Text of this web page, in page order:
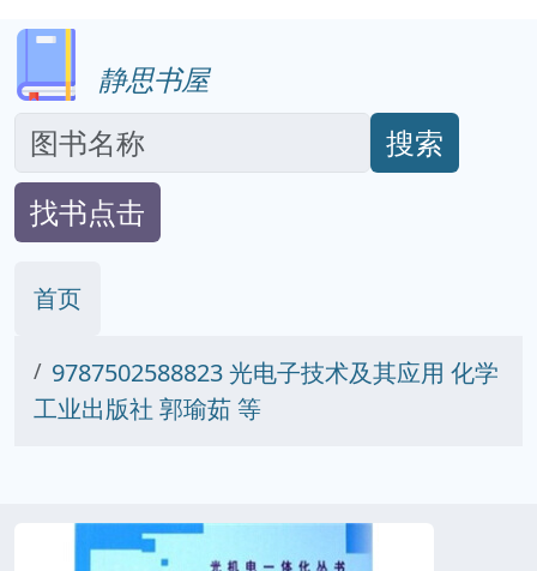
静思书屋
搜索
找书点击
首页
9787502588823 光电子技术及其应用 化学
工业出版社 郭瑜茹 等